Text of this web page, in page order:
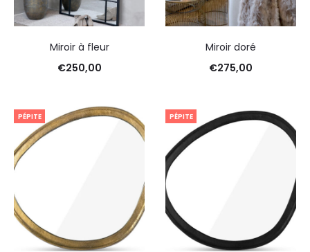
Miroir à fleur
€250,00
Miroir doré
€275,00
PÉPITE PÉPITE